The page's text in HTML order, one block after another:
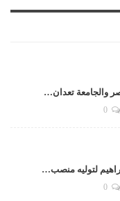
لتوليه منصب…